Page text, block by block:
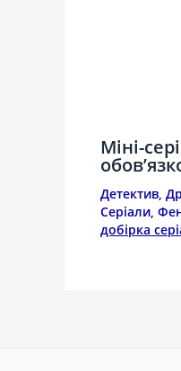
Міні-
Детектив,
Серіали,
добірка